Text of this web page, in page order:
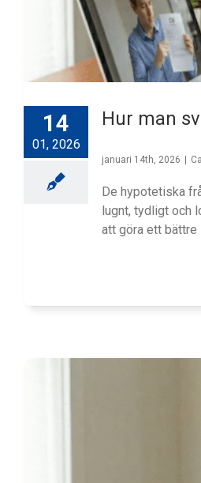
14
01, 2026
Hur man
januari 14th, 2026
De hypotetiska
lugnt, tydligt och
att göra ett bättre